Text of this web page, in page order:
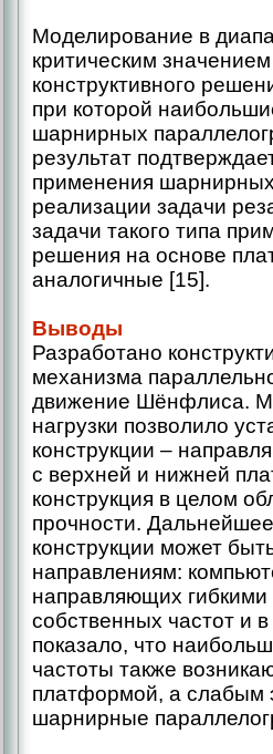
Моделирование в
критическим
конструктивного
при которой
шарнирных
результат
применения
реализации задачи
задачи такого типа
решения на основе
аналогичные [15].
Выводы
Разработано
механизма
движение Шёнфлиса.
нагрузки позволило
конструкции –
с верхней и нижней
конструкция в целом
прочности.
конструкции может
направлениям:
направляющих
собственных частот и
показало, что
частоты также
платформой, а слабым
шарнирные